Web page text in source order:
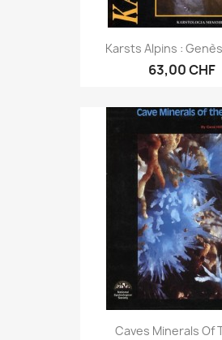
Karsts Alpins :
63,00 CHF
Caves Minerals Of